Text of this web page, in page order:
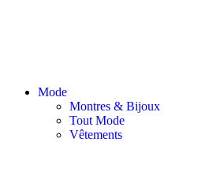
Mode
Montres & Bijoux
Tout Mode
Vêtements